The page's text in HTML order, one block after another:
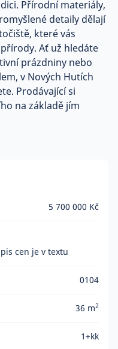
Přírodní materiály,
detaily dělají
které vás
Ať už hledáte
prázdniny nebo
v Nových Hutích
Prodávající si
na základě jím
5 700 000 Kč
cen je v textu
0104
36 m2
1+kk